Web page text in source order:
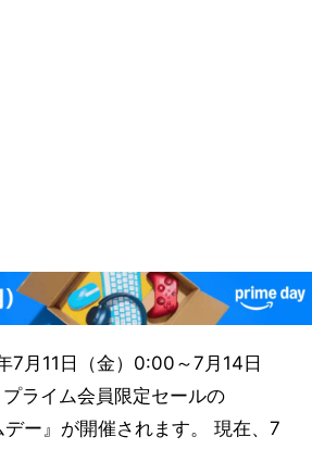
7月11日（金）0:00～7月14日
ライム会員限定セールの
デー』が開催されます。 現在、7